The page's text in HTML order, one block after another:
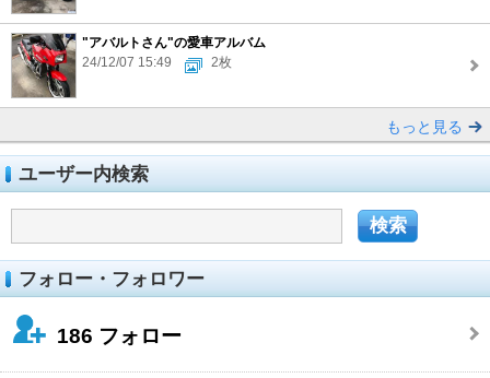
"アバルトさん"の愛車アルバム
24/12/07 15:49
2枚
もっと見る
ユーザー内検索
フォロー・フォロワー
186 フォロー